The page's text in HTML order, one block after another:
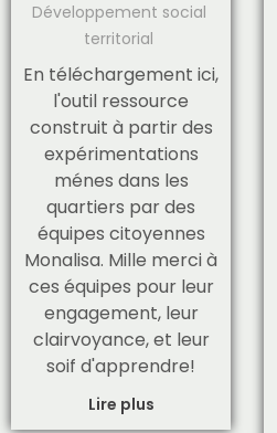
Développement social
territorial
En téléchargement ici,
l'outil ressource
construit à partir des
expérimentations
ménes dans les
quartiers par des
équipes citoyennes
Monalisa. Mille merci à
ces équipes pour leur
engagement, leur
clairvoyance, et leur
soif d'apprendre!
Lire plus